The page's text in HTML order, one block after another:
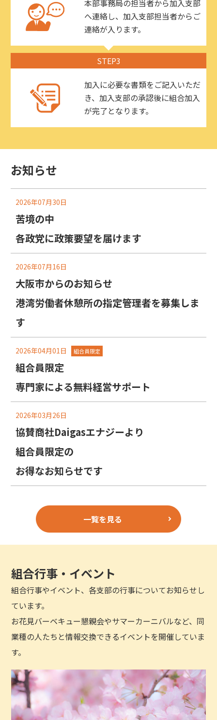
本部事務局の担当者から加入支部
へ連絡し、加入支部担当者からご
連絡が入ります。
STEP3
加入に必要な書類をご記入いただ
き、加入支部の承認後に組合加入
が完了となります。
お知らせ
2026年07月30日
苦境の中
各政党に政策要望を届けます
2026年07月16日
大阪市からのお知らせ
港湾労働者休憩所の指定管理者を募集しま
す
2026年04月01日 組合員限定
組合員限定
専門家による無料経営サポート
2026年03月26日
協賛商社Daigasエナジーより
組合員限定の
お得なお知らせです
一覧を見る
組合行事・イベント
組合行事やイベント、各支部の行事についてお知らせし
ています。
お花見バーベキュー懇親会やサマーカーニバルなど、同
業種の人たちと情報交換できるイベントを開催していま
す。